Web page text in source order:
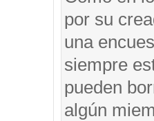
por su
una
siempre
pueden
algún